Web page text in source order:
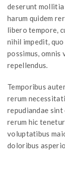
deserunt mollitia
harum quidem
libero tempore,
nihil impedit, quo
possimus, omnis
repellendus.
Temporibus
rerum
repudiandae sint
rerum hic
voluptatibus
doloribus